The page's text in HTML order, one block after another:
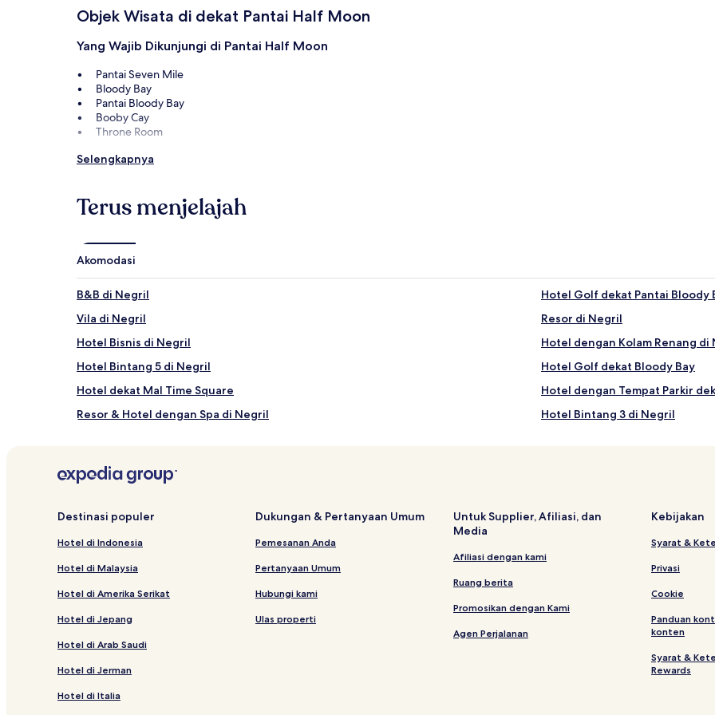
Objek Wisata di dekat Pantai Half Moon
Yang Wajib Dikunjungi di Pantai Half Moon
Pantai Seven Mile
Bloody Bay
Pantai Bloody Bay
Booby Cay
Throne Room
Aktivitas di Pantai Half Moon
The Boardwalk Shopping Village
Negril Hills Golf Club
Percy's Riverside Retreat
Cara Pergi ke Pantai Half Moon
Penerbangan ke Pulau Green
Montego Bay (MBJ-Bandara Internasional Sir Donald Sangster), 24,2 mi (39 km) dari pusat Pulau Green
Selengkapnya
Terus menjelajah
Akomodasi
B&B di Negril
Hotel Golf dekat Pantai Bloody
Vila di Negril
Resor di Negril
Hotel Bisnis di Negril
Hotel dengan Kolam Renang di
Hotel Bintang 5 di Negril
Hotel Golf dekat Bloody Bay
Hotel dekat Mal Time Square
Hotel dengan Tempat Parkir
Resor & Hotel dengan Spa di Negril
Hotel Bintang 3 di Negril
Hotel dekat Pantai Seven Mile
Hotel All-In di Negril
Hotel di Negril
Destinasi populer
Hotel di Indonesia
Hotel di Malaysia
Hotel di Amerika Serikat
Hotel di Jepang
Hotel di Arab Saudi
Hotel di Jerman
Hotel di Italia
Dukungan & Pertanyaan Umum
Pemesanan Anda
Pertanyaan Umum
Hubungi kami
Ulas properti
Untuk Supplier, Afiliasi, dan
Media
Afiliasi dengan kami
Ruang berita
Promosikan dengan Kami
Agen Perjalanan
Kebijakan
Syarat &
Privasi
Cookie
Panduan
konten
Syarat &
Rewards